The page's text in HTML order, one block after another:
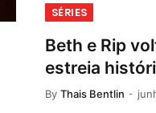
SÉRIES
Beth e Rip
estreia
By Thais Bentlin